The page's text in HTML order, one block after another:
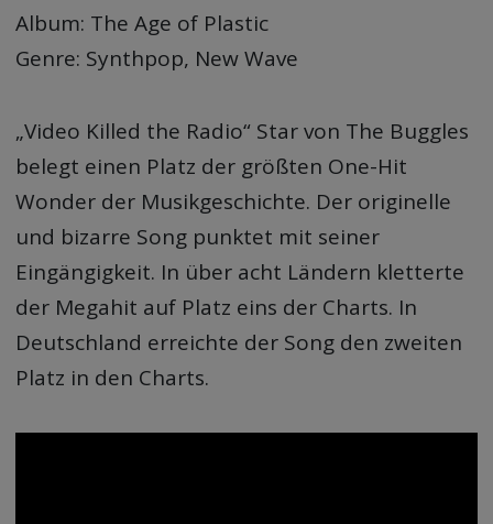
Album: The Age of Plastic
Genre: Synthpop, New Wave
„Video Killed the Radio“ Star von The Buggles
belegt einen Platz der größten One-Hit
Wonder der Musikgeschichte. Der originelle
und bizarre Song punktet mit seiner
Eingängigkeit. In über acht Ländern kletterte
der Megahit auf Platz eins der Charts. In
Deutschland erreichte der Song den zweiten
Platz in den Charts.